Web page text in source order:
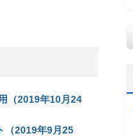
（2019年10月24
（2019年9月25